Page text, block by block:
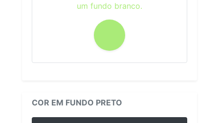
um fundo branco.
COR EM FUNDO PRETO